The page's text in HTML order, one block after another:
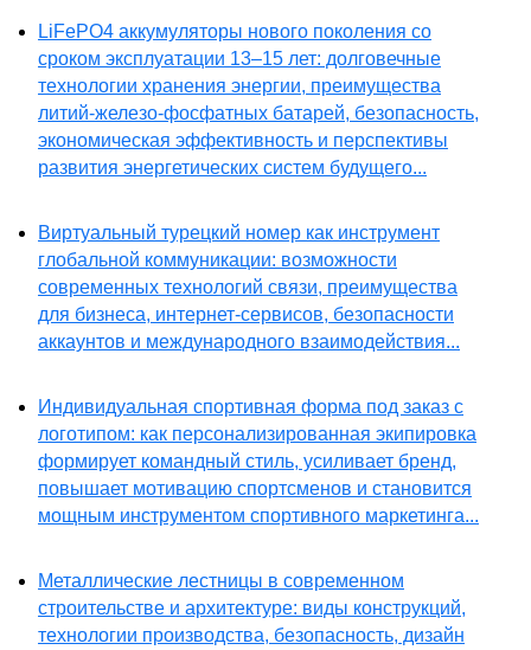
LiFePO4 аккумуляторы нового поколения со
сроком эксплуатации 13–15 лет: долговечные
технологии хранения энергии, преимущества
литий-железо-фосфатных батарей, безопасность,
экономическая эффективность и перспективы
развития энергетических систем будущего...
Виртуальный турецкий номер как инструмент
глобальной коммуникации: возможности
современных технологий связи, преимущества
для бизнеса, интернет-сервисов, безопасности
аккаунтов и международного взаимодействия...
Индивидуальная спортивная форма под заказ с
логотипом: как персонализированная экипировка
формирует командный стиль, усиливает бренд,
повышает мотивацию спортсменов и становится
мощным инструментом спортивного маркетинга...
Металлические лестницы в современном
строительстве и архитектуре: виды конструкций,
технологии производства, безопасность, дизайн